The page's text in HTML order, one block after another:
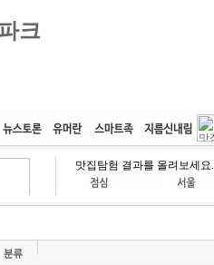
속도패치 웹호스팅 공동구매
맛집탐험 결과를 올려보세요.